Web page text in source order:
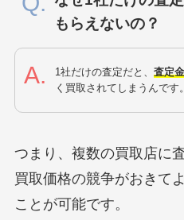
もらえないの？
1社だけの査定だと、 査定
く買取されてしまうんです。
つまり、複数の買取店に
買取価格の競争がおきて
ことが可能です。